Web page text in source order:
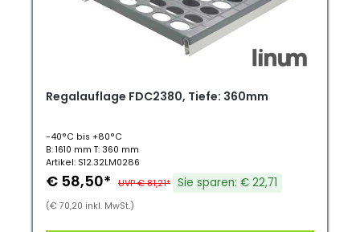
Regalauflage FDC2380, Tiefe: 360mm
-40°C bis +80°C
B: 1610 mm T: 360 mm
Artikel: S12.32LM0286
€ 58,50* UVP € 81,21* Sie sparen: € 22,71
(€ 70,20 inkl. MwSt.)